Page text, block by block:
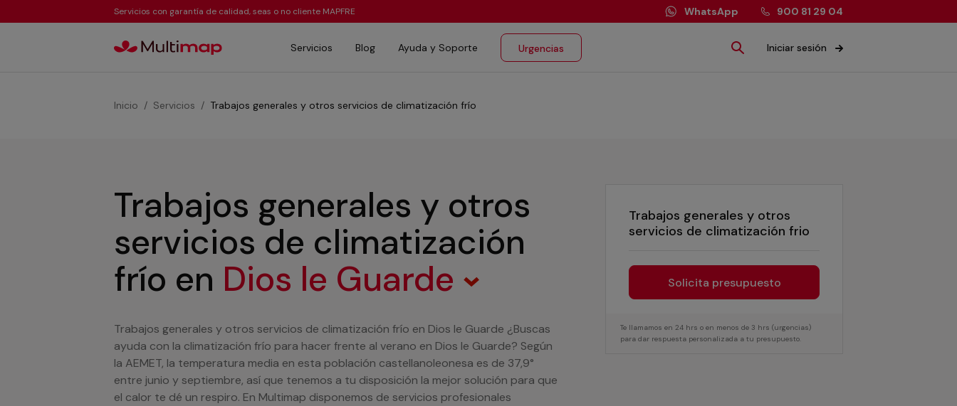
Servicios con garantía de calidad, seas o no cliente MAPFRE WhatsApp 900 81 29 04
Servicios Blog Ayuda y Soporte Urgencias Iniciar sesión
Inicio Servicios Trabajos generales y otros servicios de climatización frío
Trabajos generales y otros
servicios de climatización frio
Solicita presupuesto
Te llamamos en 24 hrs o en menos de 3 hrs (urgencias)
para dar respuesta personalizada a tu presupuesto.
Trabajos generales y otros
servicios de climatización
frío en Dios le Guarde
Trabajos generales y otros servicios de climatización frío en Dios le Guarde ¿Buscas
ayuda con la climatización frío para hacer frente al verano en Dios le Guarde? Según
la AEMET, la temperatura media en esta población castellanoleonesa es de 37,9°
entre junio y septiembre, así que tenemos a tu disposición la mejor solución para que
el calor te dé un respiro. En Multimap disponemos de servicios profesionales